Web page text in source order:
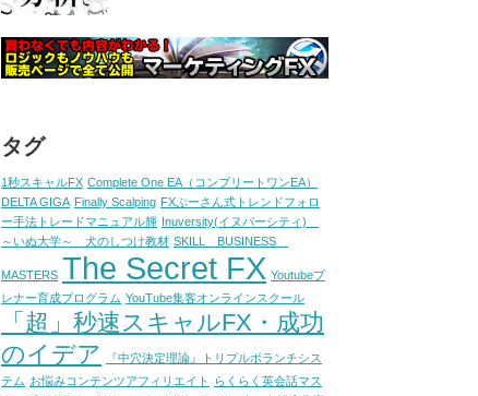
タグ
1秒スキャルFX Complete One EA（コンプリートワンEA）
DELTA GIGA Finally Scalping FXぷーさん式トレンドフォロ
ー手法トレードマニュアル輝 Inuversity(イヌバーシティ)
～いぬ大学～ 犬のしつけ教材 SKILL BUSINESS
MASTERS The Secret FX Youtubeプ
レナー育成プログラム YouTube集客オンラインスクール
「超」秒速スキャルFX・成功
のイデア
『中穴決定理論』トリプルボランチシス
テム お悩みコンテンツアフィリエイト
らくらく英会話マス